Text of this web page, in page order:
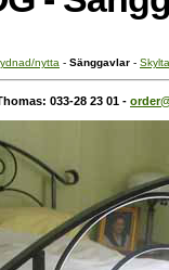
nytta - Sänggavlar -
033-28 23 01 -